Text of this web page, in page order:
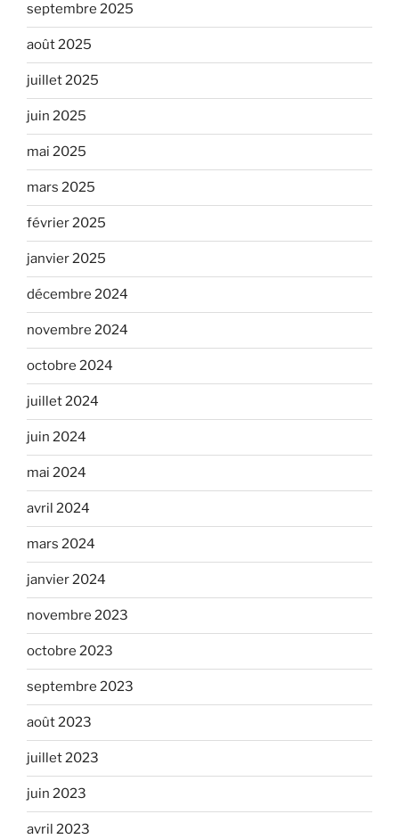
septembre 2025
août 2025
juillet 2025
juin 2025
mai 2025
mars 2025
février 2025
janvier 2025
décembre 2024
novembre 2024
octobre 2024
juillet 2024
juin 2024
mai 2024
avril 2024
mars 2024
janvier 2024
novembre 2023
octobre 2023
septembre 2023
août 2023
juillet 2023
juin 2023
avril 2023